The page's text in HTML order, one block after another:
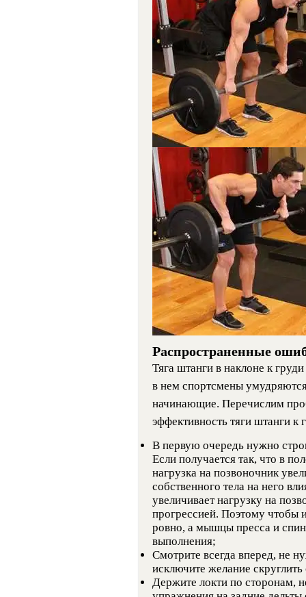
Распространенные
Тяга штанги в наклоне к
в нем спортсмены
начинающие. Перечислим
эффективность тяги штанги к
В первую очередь нужно
Если получается так, что в
нагрузка на позвоночник
собственного тела на него
увеличивает нагрузку на
прогрессией. Поэтому чтобы
ровно, а мышцы пресса и
выполнения;
Смотрите всегда вперед, не
исключите желание
Держите локти по сторонам,